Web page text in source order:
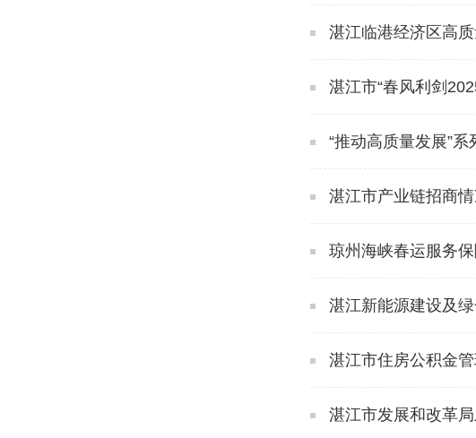
湛江临港经济区高
湛江市“春风利剑
“推动高质量发展”
湛江市产业链招商
琼州海峡春运服务
湛江新能源建设及
湛江市住房公积金
湛江市发展和改革局